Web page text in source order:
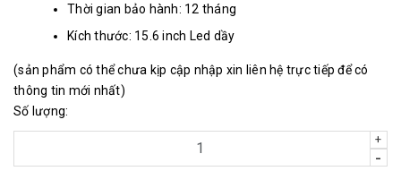
Thời gian bảo hành: 12 tháng
Kích thước: 15.6 inch Led dầy
Chân kết nối: 40 chân
Độ phân giải: 1366x768
(sản phẩm có thể chưa kịp cập nhập xin liên hệ trực tiếp để có
thông tin mới nhất)
Số lượng:
+
-